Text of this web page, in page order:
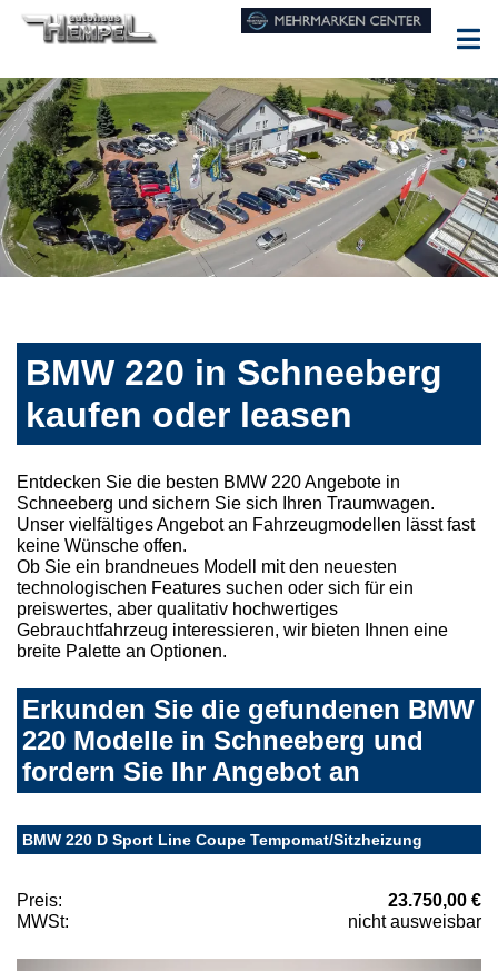
BMW 220 in Schneeberg
kaufen oder leasen
Entdecken Sie die besten BMW 220 Angebote in
Schneeberg und sichern Sie sich Ihren Traumwagen.
Unser vielfältiges Angebot an Fahrzeugmodellen lässt fast
keine Wünsche offen.
Ob Sie ein brandneues Modell mit den neuesten
technologischen Features suchen oder sich für ein
preiswertes, aber qualitativ hochwertiges
Gebrauchtfahrzeug interessieren, wir bieten Ihnen eine
breite Palette an Optionen.
Erkunden Sie die gefundenen BMW
220 Modelle in Schneeberg und
fordern Sie Ihr Angebot an
BMW 220 D Sport Line Coupe Tempomat/Sitzheizung
Preis:
23.750,00 €
MWSt:
nicht ausweisbar